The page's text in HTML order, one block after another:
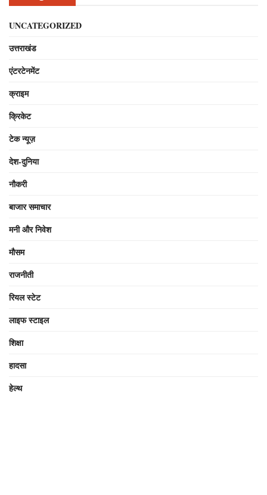
UNCATEGORIZED
उत्तराखंड
एंटरटेनमेंट
क्राइम
क्रिकेट
टेक न्यूज़
देश-दुनिया
नौकरी
बाजार समाचार
मनी और निवेश
मौसम
राजनीती
रियल स्टेट
लाइफ स्टाइल
शिक्षा
हादसा
हेल्थ